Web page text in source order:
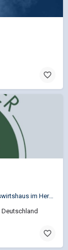
AngeboteHaxnbauer im Tal – Münchner Traditionswirtshaus im Herzen der Altstadt, bekannt für knusprige…
Deutschland